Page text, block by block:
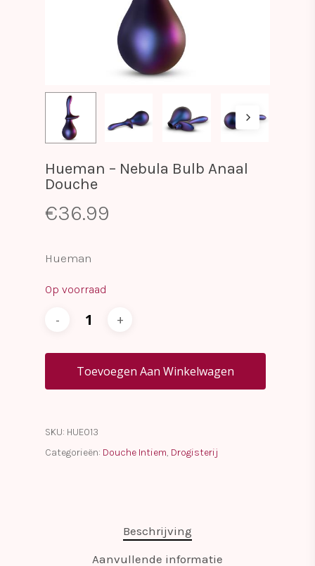
Hueman – Nebula Bulb Anaal
Douche
€36.99
Hueman
Op voorraad
Toevoegen Aan Winkelwagen
SKU: HUE013
Categorieën: Douche Intiem, Drogisterij
Beschrijving
Aanvullende informatie